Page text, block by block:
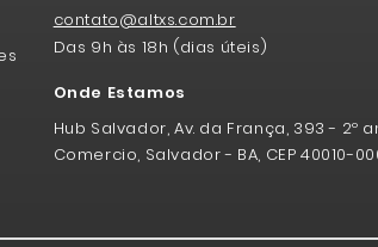
contato@altxs.com.br
Das 9h às 18h (dias úteis)
Onde Estamos
Hub Salvador, Av. da França, 393 - 2º
Comercio, Salvador - BA, CEP 40010-